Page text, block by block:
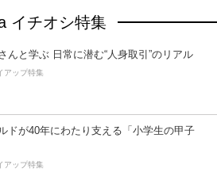
イチオシ特集
んと学ぶ 日常に潜む“人身取引”のリアル
アップ特集
ドが40年にわたり支える「小学生の甲子
アップ特集